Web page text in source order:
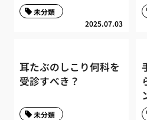
2025.07.03
未分類
耳たぶのしこり何科を
受診すべき？
未分類